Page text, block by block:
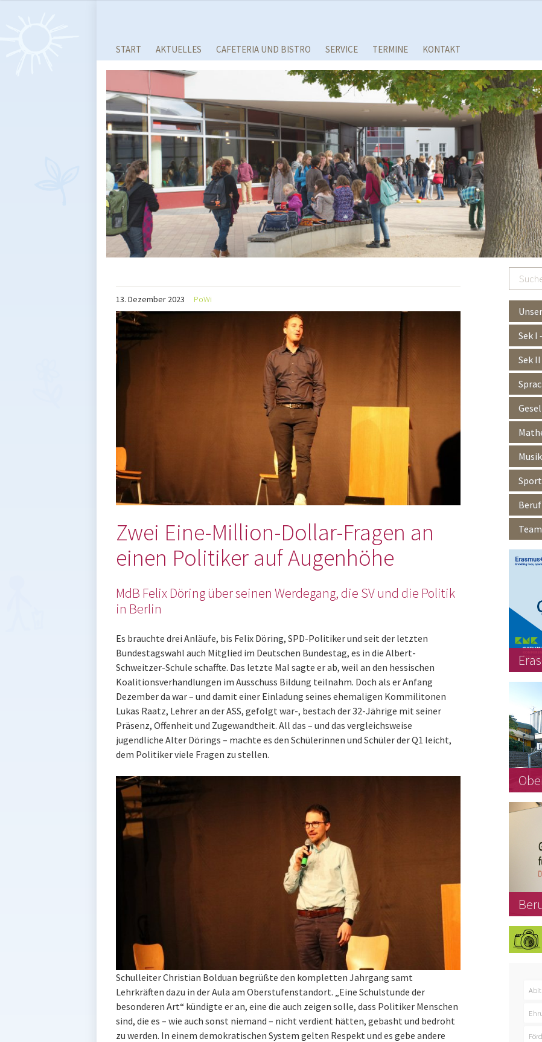
START AKTUELLES CAFETERIA UND BISTRO SERVICE TERMINE KONTAKT
13. Dezember 2023 PoWi
Zwei Eine-Million-Dollar-Fragen an
einen Politiker auf Augenhöhe
MdB Felix Döring über seinen Werdegang, die SV und die Politik
in Berlin
Es brauchte drei Anläufe, bis Felix Döring, SPD-Politiker und seit der letzten
Bundestagswahl auch Mitglied im Deutschen Bundestag, es in die Albert-
Schweitzer-Schule schaffte. Das letzte Mal sagte er ab, weil an den hessischen
Koalitionsverhandlungen im Ausschuss Bildung teilnahm. Doch als er Anfang
Dezember da war – und damit einer Einladung seines ehemaligen Kommilitonen
Lukas Raatz, Lehrer an der ASS, gefolgt war-, bestach der 32-Jährige mit seiner
Präsenz, Offenheit und Zugewandtheit. All das – und das vergleichsweise
jugendliche Alter Dörings – machte es den Schülerinnen und Schüler der Q1 leicht,
dem Politiker viele Fragen zu stellen.
Schulleiter Christian Bolduan begrüßte den kompletten Jahrgang samt
Lehrkräften dazu in der Aula am Oberstufenstandort. „Eine Schulstunde der
besonderen Art“ kündigte er an, eine die auch zeigen solle, dass Politiker Menschen
sind, die es – wie auch sonst niemand – nicht verdient hätten, gebasht und bedroht
zu werden. In einem demokratischen System gelten Respekt und es gebe andere
Suchen
…
Sek
Sek
Sport